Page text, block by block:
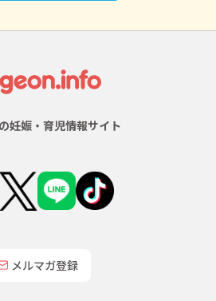
妊娠・育児情報サイト
メルマガ登録